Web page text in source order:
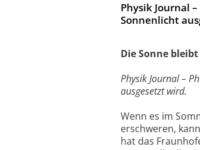
Physik Journal
Sonnenlicht
Die Sonne
Physik Journal –
ausgesetzt wird.
Wenn es im
erschweren,
hat das